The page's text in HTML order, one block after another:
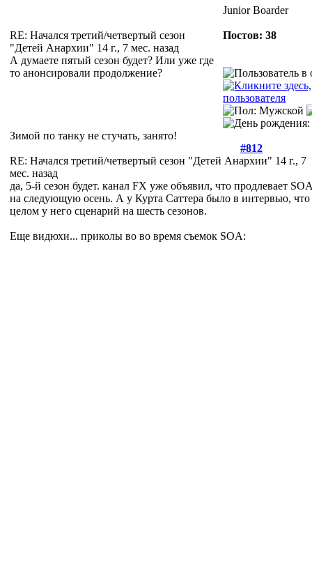
RE: Начался третий/четвертый сезон
"Детей Анархии" 14 г., 7 мес. назад
А думаете пятый сезон будет? Или уже где
то анонсировали продолжение?
Junior Boarder
Постов: 38
Зимой по танку не стучать, занято!
#812
RE: Начался третий/четвертый сезон "Детей Анархии" 14 г., 7
мес. назад
да, 5-й сезон будет. канал FX уже объявил, что продлевает
на следующую осень. А у Курта Саттера было в интервью, что
целом у него сценарий на шесть сезонов.
Еще видюхи... приколы во во время съемок SOA: